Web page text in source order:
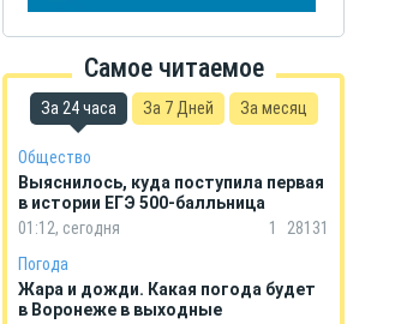
Самое читаемое
За 24 часа За 7 Дней За месяц
Общество
Выяснилось, куда поступила первая
в истории ЕГЭ 500-балльница
01:12, сегодня
1
28131
Погода
Жара и дожди. Какая погода будет
в Воронеже в выходные